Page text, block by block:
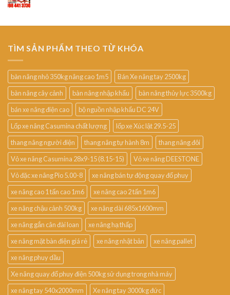
TÌM SẢN PHẨM THEO TỪ KHÓA
bàn nâng nhỏ 350kg nâng cao 1m5
Bán Xe nâng tay 2500kg
bàn nâng cây cảnh
bàn nâng nhập khẩu
bàn nâng thủy lực 3500kg
bán xe nâng điện cao
bộ nguồn nhập khẩu DC 24V
Lốp xe nâng Casumina chất lượng
lốp xe Xúc lật 29.5-25
thang nâng người điện
thang nâng tự hành 8m
thang nâng đôi
Vỏ xe nâng Casumina 28x9-15 (8.15-15)
Vỏ xe nâng DEESTONE
Vỏ đặc xe nâng Pio 5.00-8
xe nâng bán tự động quay đổ phuy
xe nâng cao 1 tấn cao 1m6
xe nâng cao 2 tấn 1m6
xe nâng chậu cảnh 500kg
xe nâng dài 685x1600mm
xe nâng gắn cân đài loan
xe nâng hạ thấp
xe nâng mặt bàn điện giá rẻ
xe nâng nhật bản
xe nâng pallet
xe nâng phuy dầu
Xe nâng quay đổ phuy điện 500kg sử dụng trong nhà máy
xe nâng tay 540x2000mm
Xe nâng tay 3000kg đức